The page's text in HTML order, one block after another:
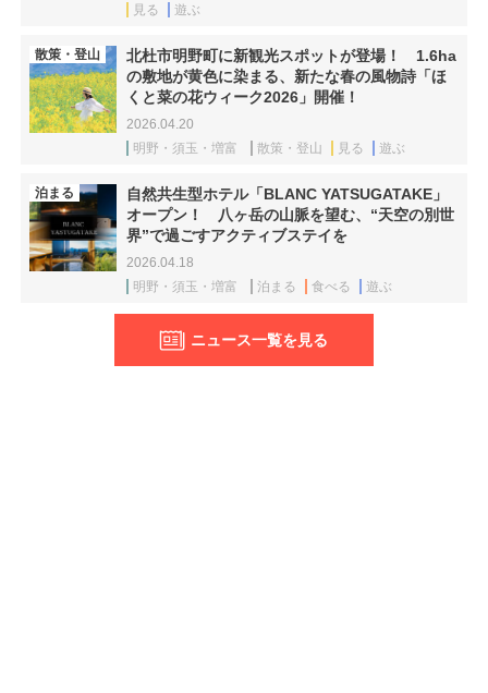
見る
遊ぶ
散策・登山
北杜市明野町に新観光スポットが登場！ 1.6ha
の敷地が黄色に染まる、新たな春の風物詩「ほ
くと菜の花ウィーク2026」開催！
2026.04.20
明野・須玉・増富
散策・登山 見る 遊ぶ
泊まる
自然共生型ホテル「BLANC YATSUGATAKE」
オープン！ 八ヶ岳の山脈を望む、“天空の別世
界”で過ごすアクティブステイを
2026.04.18
明野・須玉・増富
泊まる 食べる 遊ぶ
ニュース一覧を見る